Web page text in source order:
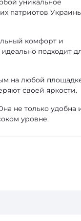
уникальное
патриотов
комфорт и
подходит
на любой
своей яркости.
не только удобна
уровне.